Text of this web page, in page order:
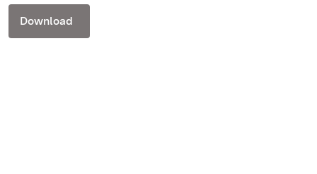
Download